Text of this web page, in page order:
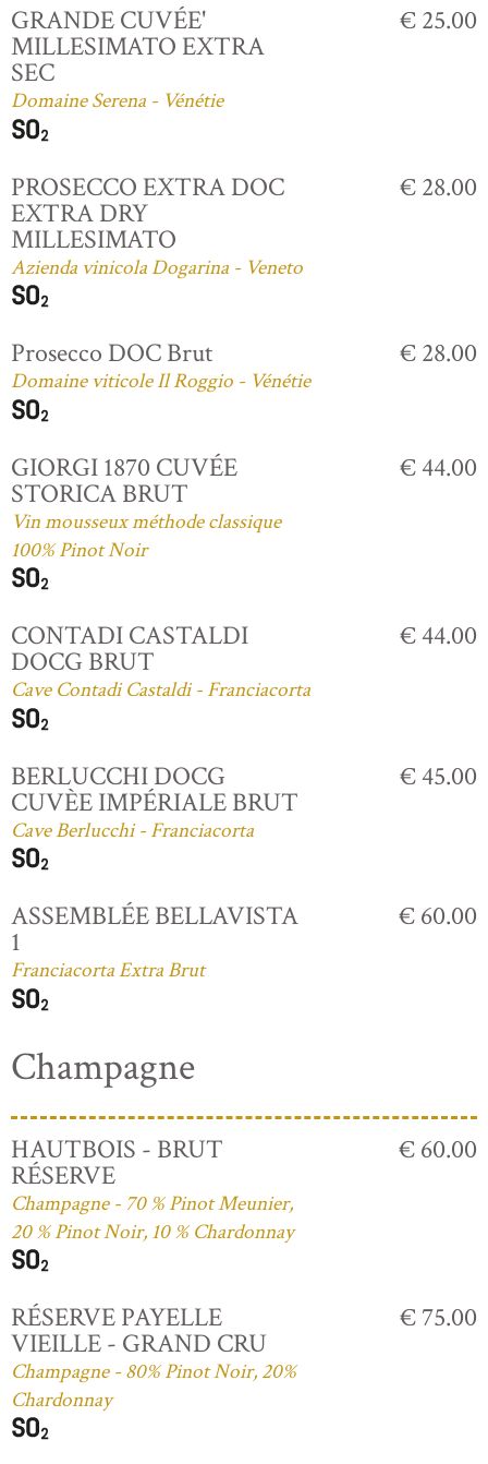
GRANDE CUVÉE'
MILLESIMATO EXTRA
SEC
Domaine Serena - Vénétie
€ 25.00
PROSECCO EXTRA DOC
EXTRA DRY
MILLESIMATO
Azienda vinicola Dogarina - Veneto
€ 28.00
Prosecco DOC Brut
Domaine viticole Il Roggio - Vénétie
€ 28.00
GIORGI 1870 CUVÉE
STORICA BRUT
Vin mousseux méthode classique
100% Pinot Noir
€ 44.00
CONTADI CASTALDI
DOCG BRUT
Cave Contadi Castaldi - Franciacorta
€ 44.00
BERLUCCHI DOCG
CUVÈE IMPÉRIALE BRUT
Cave Berlucchi - Franciacorta
€ 45.00
ASSEMBLÉE BELLAVISTA
1
Franciacorta Extra Brut
€ 60.00
Champagne
HAUTBOIS - BRUT
RÉSERVE
Champagne - 70 % Pinot Meunier,
20 % Pinot Noir, 10 % Chardonnay
€ 60.00
RÉSERVE PAYELLE
VIEILLE - GRAND CRU
Champagne - 80% Pinot Noir, 20%
Chardonnay
€ 75.00